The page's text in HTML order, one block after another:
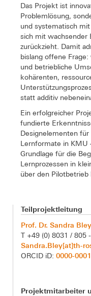
Das Projekt ist
Problemlösung,
und systematisch
sich mit wachsender
zurückzieht. Damit
bislang offene
und betriebliche
kohärenten,
statt additiv
Ein erfolgreicher
fundierte
Designelementen
Lernformate in KMU
Grundlage für die
Lernprozessen in
über den Pilotbetrieb
Teilprojektleitung
Prof. Dr. Sandra Bley
T +49 (0) 8031 / 805
Sandra.Bley[at]th-
ORCID iD: 0000-
Projektmitarbeiter